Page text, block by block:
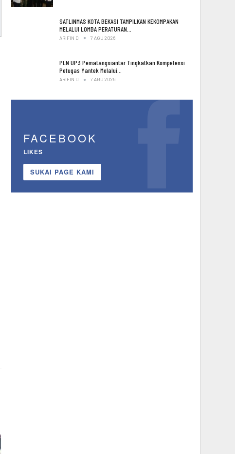
SATLINMAS KOTA BEKASI TAMPILKAN KEKOMPAKAN
MELALUI LOMBA PERATURAN…
ARIFIN D 7 AGU 2026
PLN UP3 Pematangsiantar Tingkatkan Kompetensi
Petugas Yantek Melalui…
ARIFIN D 7 AGU 2026
FACEBOOK
LIKES
SUKAI PAGE KAMI